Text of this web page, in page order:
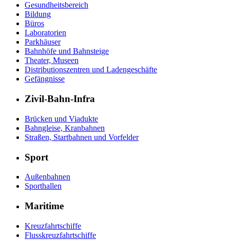
Gesundheitsbereich
Bildung
Büros
Laboratorien
Parkhäuser
Bahnhöfe und Bahnsteige
Theater, Museen
Distributionszentren und Ladengeschäfte
Gefängnisse
Zivil-Bahn-Infra
Brücken und Viadukte
Bahngleise, Kranbahnen
Straßen, Startbahnen und Vorfelder
Sport
Außenbahnen
Sporthallen
Maritime
Kreuzfahrtschiffe
Flusskreuzfahrtschiffe